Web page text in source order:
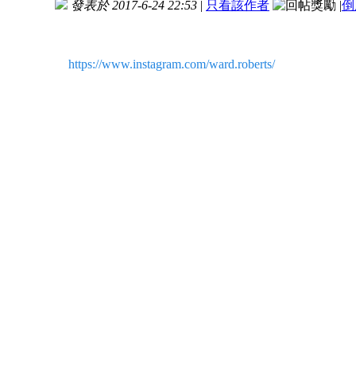
發表於 2017-6-24 22:53 | 只看該作者 |
https://www.instagram.com/ward.roberts/